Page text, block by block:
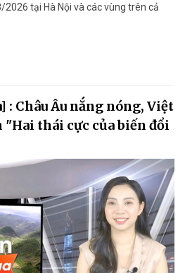
tại Hà Nội và các vùng trên cả
: Châu Âu nắng nóng, Việt
"Hai thái cực của biến đổi